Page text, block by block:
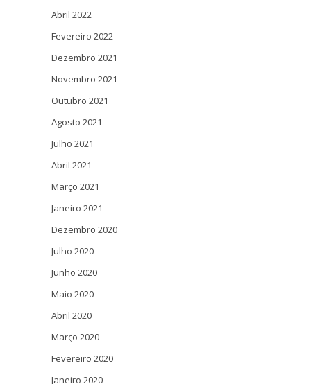
Abril 2022
Fevereiro 2022
Dezembro 2021
Novembro 2021
Outubro 2021
Agosto 2021
Julho 2021
Abril 2021
Março 2021
Janeiro 2021
Dezembro 2020
Julho 2020
Junho 2020
Maio 2020
Abril 2020
Março 2020
Fevereiro 2020
Janeiro 2020